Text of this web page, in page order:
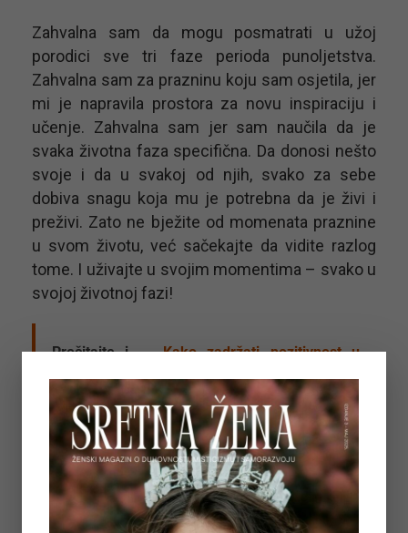
Zahvalna sam da mogu posmatrati u užoj
porodici sve tri faze perioda punoljetstva.
Zahvalna sam za prazninu koju sam osjetila, jer
mi je napravila prostora za novu inspiraciju i
učenje. Zahvalna sam jer sam naučila da je
svaka životna faza specifična. Da donosi nešto
svoje i da u svakoj od njih, svako za sebe
dobiva snagu koja mu je potrebna da je živi i
preživi. Zato ne bježite od momenata praznine
u svom životu, već sačekajte da vidite razlog
tome. I uživajte u svojim momentima – svako u
svojoj životnoj fazi!
Pročitajte i...
Kako zadržati pozitivnost u
teškim situacijama u životu